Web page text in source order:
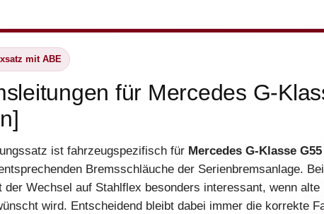
mit ABE
für Mercedes G-
ist fahrzeugspezifisch für Mercedes G-Klasse
Bremsschläuche der Serienbremsanlage. Bei
der Wechsel auf Stahlflex besonders interessant, wenn
wird. Entscheidend bleibt dabei immer die korrekte